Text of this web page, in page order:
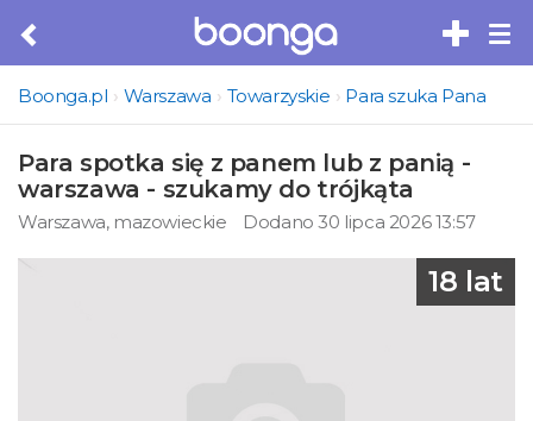
Boonga.pl
Warszawa Towarzyskie Para szuka Pana
Para spotka się z panem lub z panią -
warszawa - szukamy do trójkąta
Warszawa, mazowieckie Dodano 30 lipca 2026 13:57
18 lat